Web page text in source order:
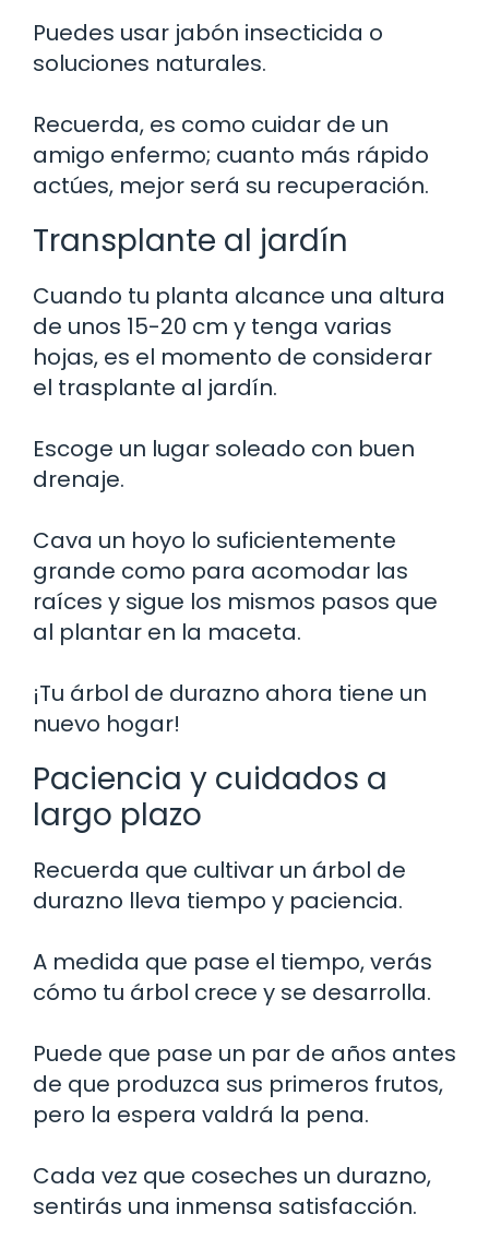
Puedes usar jabón insecticida o
soluciones naturales.
Recuerda, es como cuidar de un
amigo enfermo; cuanto más rápido
actúes, mejor será su recuperación.
Transplante al jardín
Cuando tu planta alcance una altura
de unos 15-20 cm y tenga varias
hojas, es el momento de considerar
el trasplante al jardín.
Escoge un lugar soleado con buen
drenaje.
Cava un hoyo lo suficientemente
grande como para acomodar las
raíces y sigue los mismos pasos que
al plantar en la maceta.
¡Tu árbol de durazno ahora tiene un
nuevo hogar!
Paciencia y cuidados a
largo plazo
Recuerda que cultivar un árbol de
durazno lleva tiempo y paciencia.
A medida que pase el tiempo, verás
cómo tu árbol crece y se desarrolla.
Puede que pase un par de años antes
de que produzca sus primeros frutos,
pero la espera valdrá la pena.
Cada vez que coseches un durazno,
sentirás una inmensa satisfacción.